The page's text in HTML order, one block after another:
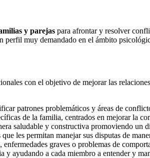
y parejas para afrontar y resolver
perfil muy demandado en el ámbito
con el objetivo de mejorar las
patrones problemáticos y áreas de
de la familia, centrados en mejorar la
saludable y constructiva promoviendo un
les permitan manejar sus disputas de
graves o problemas de
ayudando a cada miembro a entender y